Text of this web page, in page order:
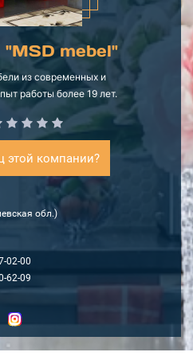
mebel"
из современных и
работы более 19 лет.
этой компании?
обл.)
02-00
62-09